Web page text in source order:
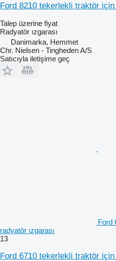
Ford 8210 tekerlekli traktör için
Talep üzerine fiyat
Radyatör ızgarası
Danimarka, Hemmet
Chr. Nielsen - Tingheden A/S
Satıcıyla iletişime geç
Ford
radyatör ızgarası
13
Ford 6710 tekerlekli traktör için